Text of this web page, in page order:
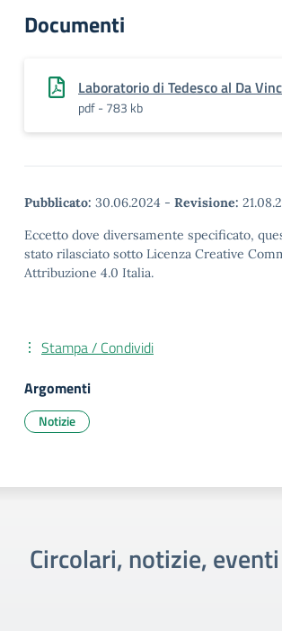
Documenti
Laboratorio di Tedesco al Da
pdf - 783 kb
Pubblicato: 30.06.2024 - Revisione:
Eccetto dove diversamente specificato,
stato rilasciato sotto Licenza Creative
Attribuzione 4.0 Italia.
Stampa / Condividi
Argomenti
Notizie
Circolari, notizie,